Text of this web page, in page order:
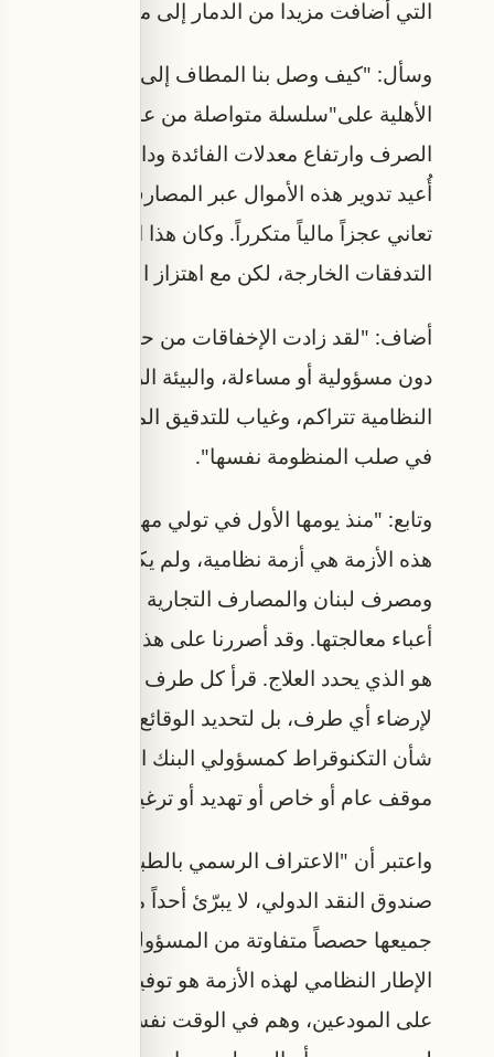
التي أضافت مزيدا من الدمار إلى ما كان قائما، ثم
وسأل: "كيف وصل بنا المطاف إلى هنا؟"، وقال: "قام
الأهلية على"سلسلة متواصلة من عمليات إعادة
الصرف وارتفاع معدلات الفائدة ودائع اللبنانيين في
أُعيد تدوير هذه الأموال عبر المصارف إلى مصرف
تعاني عجزاً مالياً متكرراً. وكان هذا النموذج قابلاً
التدفقات الخارجة، لكن مع اهتزاز الثقة في عام 2019، جاء الانهيار سريعاً وشاملا".
أضاف: "لقد زادت الإخفاقات من حدة الأزمة
دون مسؤولية أو مساءلة، والبيئة الرقابية أتاحت
النظامية تتراكم، وغياب للتدقيق المستقل
في صلب المنظومة نفسها".
هذه الأزمة هي أزمة نظامية، ولم يكن الهدف
ومصرف لبنان والمصارف التجارية تتحمل مسؤولية
أعباء معالجتها. وقد أصررنا على هذا التوصيف،
هو الذي يحدد العلاج. قرأ كل طرف في هذا الموقف
لإرضاء أي طرف، بل لتحديد الوقائع كما نراها،
شأن التكنوقراط كمسؤولي البنك المركزي. إن
موقف عام أو خاص أو تهديد أو ترغيب، فالرقيب
واعتبر أن "الاعتراف الرسمي بالطبيعة النظامية
صندوق النقد الدولي، لا يبرّئ أحداً من المسؤولية،
جميعها حصصاً متفاوتة من المسؤولية، كلٌّ بحسب
الإطار النظامي لهذه الأزمة هو توفير أساس عادل
على المودعين، وهم في الوقت نفسه الطرف الأقل